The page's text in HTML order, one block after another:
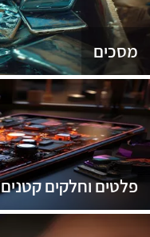
מסכים
פלטים וחלקים קטנים